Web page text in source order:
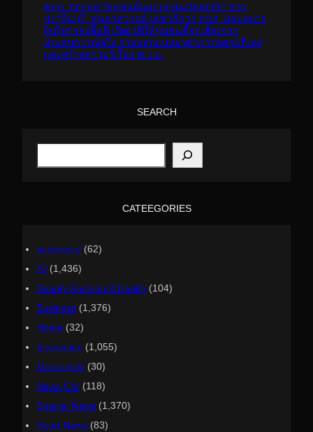
คปภ. ต่อยอด “ชุมชนต้นแบบถนนปลอดภัย” จาก
ปราจีนบุรี..สู่นครสวรรค์ เลขาธิการ คปภ. มอบหมาย
ผู้บริหารลงพื้นที่ เปิดเวทีให้ชุมชนชี้จุดเสี่ยงจาก
ประสบการณ์จริง ร่วมออกแบบมาตรการลดอุบัติเหตุ
และสร้างความรู้เรื่อง พ.ร.บ.
SEARCH
S
a
CATEEGORIES
accessory (62)
All (1,436)
Beauty Fashion & Health (104)
Business (1,376)
Home (32)
Innovation (1,055)
Motorcycle (30)
News Car (118)
Special News (1,370)
Sport News (83)